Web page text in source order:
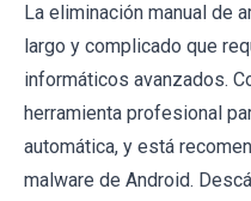
La eliminación manual de
largo y complicado que
informáticos avanzados.
herramienta profesional
automática, y está
malware de Android.